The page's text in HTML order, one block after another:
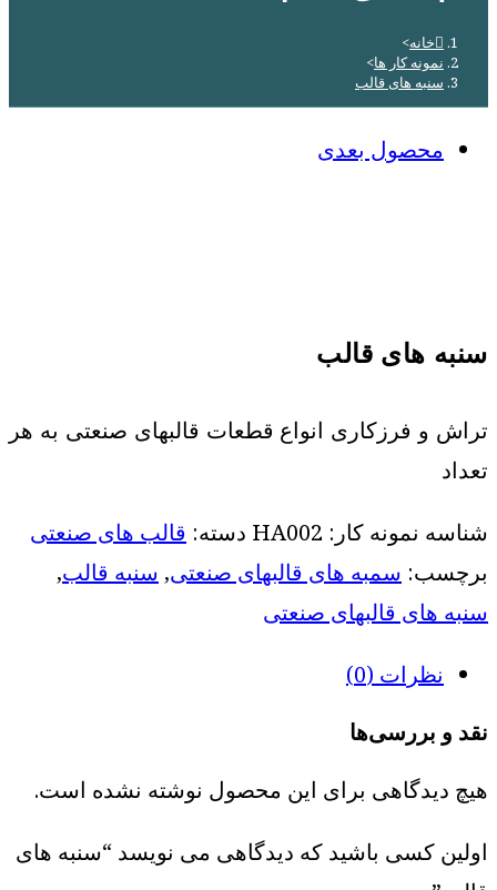
خانه>
نمونه کار ها>
سنبه های قالب
محصول بعدی
سنبه های قالب
تراش و فرزکاری انواع قطعات قالبهای صنعتی به هر
تعداد
شناسه نمونه کار: HA002 دسته: قالب های صنعتی
برچسب: سمبه های قالبهای صنعتی, سنبه قالب,
سنبه های قالبهای صنعتی
نظرات (0)
نقد و بررسی‌ها
هیچ دیدگاهی برای این محصول نوشته نشده است.
اولین کسی باشید که دیدگاهی می نویسد “سنبه های